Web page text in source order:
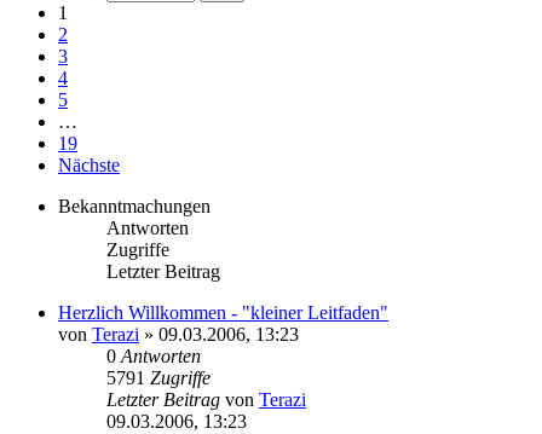
1
2
3
4
5
…
19
Nächste
Bekanntmachungen
Antworten
Zugriffe
Letzter Beitrag
Herzlich Willkommen - "kleiner Leitfaden"
von Terazi » 09.03.2006, 13:23
0 Antworten
5791 Zugriffe
Letzter Beitrag von Terazi
09.03.2006, 13:23